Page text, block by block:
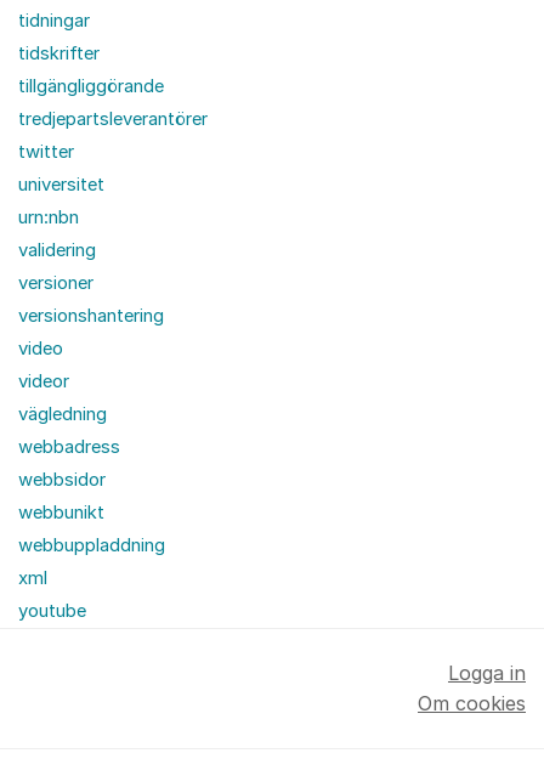
tidningar
tidskrifter
tillgängliggörande
tredjepartsleverantörer
twitter
universitet
urn:nbn
validering
versioner
versionshantering
video
videor
vägledning
webbadress
webbsidor
webbunikt
webbuppladdning
xml
youtube
Logga in
Om cookies